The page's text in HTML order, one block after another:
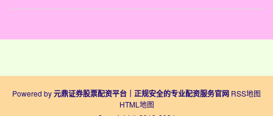
Powered by元鼎证券股票配资平台｜正规安全的专业配资服务官网 RSS地图
HTML地图